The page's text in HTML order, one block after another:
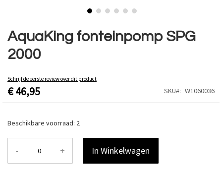
AquaKing fonteinpomp SPG
2000
Schrijf de eerste review over dit product
€ 46,95 SKU W1060036
Beschikbare voorraad: 2
- + In Winkelwagen
naar
het
begin
van
afbeeldingen-
gallerij